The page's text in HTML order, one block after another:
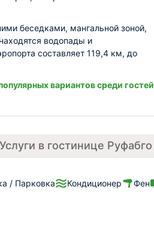
беседками, мангальной зоной,
водопады и
составляет 119,4 км, до
вариантов среди гостей
Услуги в гостинице Руфабго
/ Парковка Кондиционер Фен